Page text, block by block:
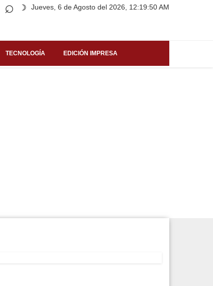
Jueves, 6 de Agosto del 2026, 12:19:50 AM
⌕ ☽
TECNOLOGÍA EDICIÓN IMPRESA